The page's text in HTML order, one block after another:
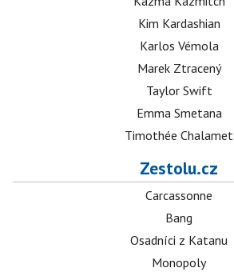
Kim Kardashian
Karlos Vémola
Marek Ztracený
Taylor Swift
Emma Smetana
Timothée Chalamet
Zestolu.cz
Carcassonne
Bang
Osadníci z Katanu
Monopoly